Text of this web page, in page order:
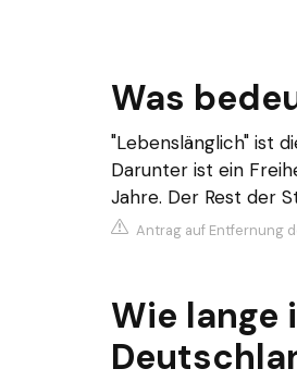
Was
"Lebenslänglich" ist
Darunter ist ein
Jahre. Der Rest der
Antrag auf Entfernung
Wie lange